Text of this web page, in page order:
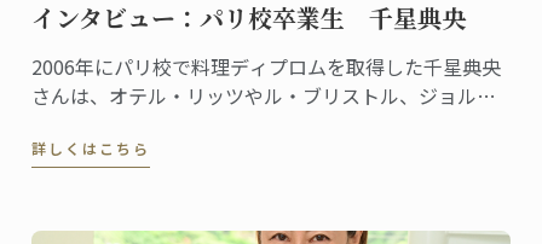
インタビュー：パリ校卒業生 千星典央
2006年にパリ校で料理ディプロムを取得した千星典央
さんは、オテル・リッツやル・ブリストル、ジョルジ
の高級リゾート、ヘビチホテル＆リゾートのエグゼク
詳しくはこちら